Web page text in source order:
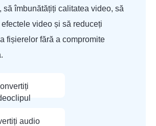
să îmbunătățiți calitatea video, să
video și să reduceți
fișierelor fără a compromite
audio